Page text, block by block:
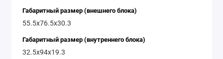
Габаритный размер (внешнего блока)
55.5x76.5x30.3
Габаритный размер (внутреннего блока)
32.5x94x19.3